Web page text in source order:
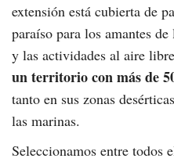
extensión está cubierta de
paraíso para los amantes
y las actividades al aire
un territorio con más de
tanto en sus zonas
las marinas.
Seleccionamos entre todos